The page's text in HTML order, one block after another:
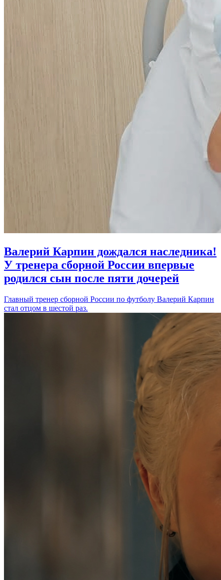
Валерий Карпин дождался наследника!
У тренера сборной России впервые
родился сын после пяти дочерей
Главный тренер сборной России по футболу Валерий Карпин
стал отцом в шестой раз.